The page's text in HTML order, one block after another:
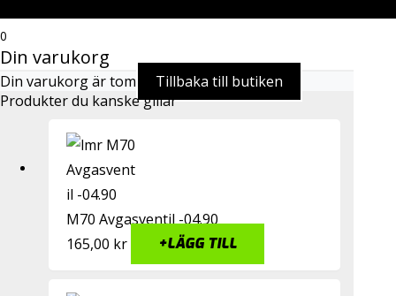
0
Din varukorg
Din varukorg är tom
Tillbaka till butiken
Produkter du kanske gillar
M70 Avgasventil -04.90
165,00 kr +LÄGG TILL